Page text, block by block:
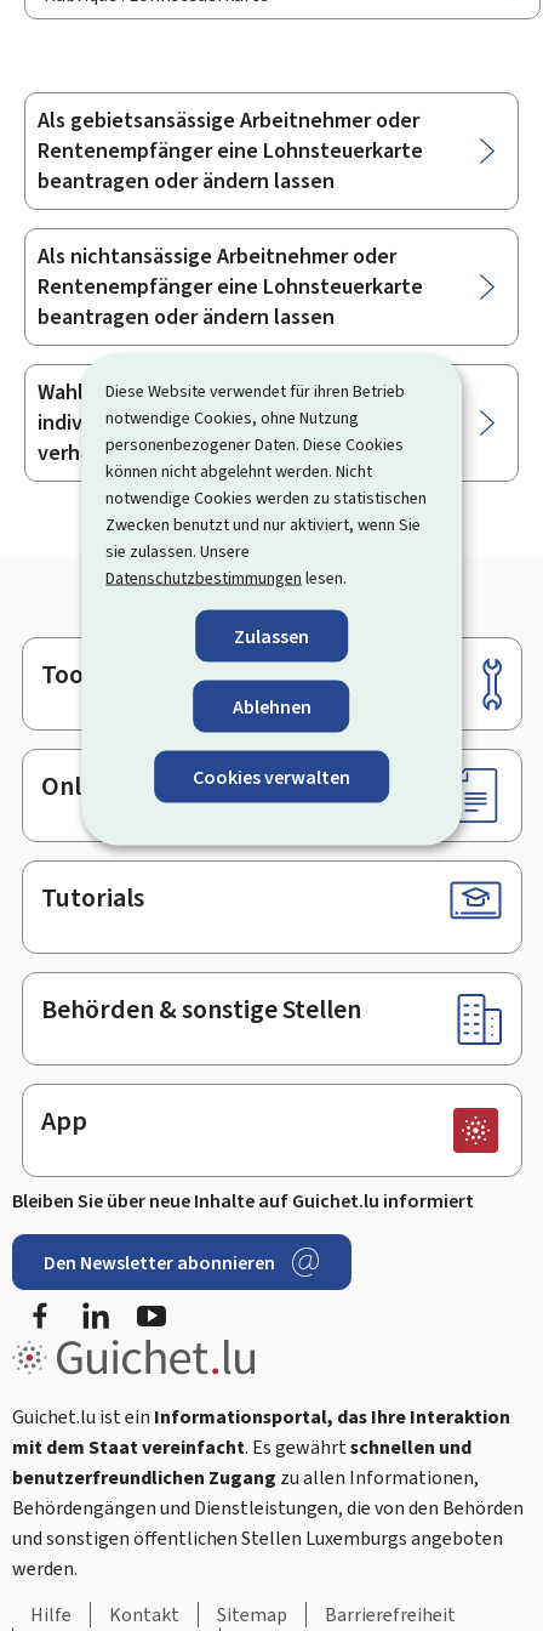
Diese Website verwendet für ihren Betrieb
notwendige Cookies, ohne Nutzung
personenbezogener Daten. Diese Cookies
können nicht abgelehnt werden. Nicht
notwendige Cookies werden zu statistischen
Zwecken benutzt und nur aktiviert, wenn Sie
sie zulassen. Unsere
Datenschutzbestimmungen lesen.
Zulassen
Ablehnen
Cookies verwalten
Unterrubriken
Als gebietsansässige Arbeitnehmer oder
Rentenempfänger eine Lohnsteuerkarte
beantragen oder ändern lassen
Als nichtansässige Arbeitnehmer oder
Rentenempfänger eine Lohnsteuerkarte
beantragen oder ändern lassen
Wahl zwischen der gemeinsamen und der
individuellen Besteuerung als
verheirateter Steuerpflichtiger
Footer
Tools
Online-Dienste & Formulare
Tutorials
Behörden & sonstige Stellen
App
Bleiben Sie über neue Inhalte auf Guichet.lu informiert
Den Newsletter abonnieren
FacebookLinkedIn
Guichet.lu ist ein Informationsportal, das Ihre Interaktion
mit dem Staat vereinfacht. Es gewährtschnellen und
benutzerfreundlichen Zugang zu allen Informationen,
Behördengängen und Dienstleistungen, die von den Behörden
und sonstigen öffentlichen Stellen Luxemburgs angeboten
werden.
Hilfe
Kontakt Sitemap
Barrierefreiheit